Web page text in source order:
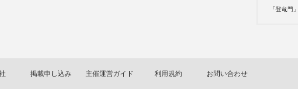
「登竜門
掲載申し込み 主催運営ガイド 利用規約 お問い合わせ